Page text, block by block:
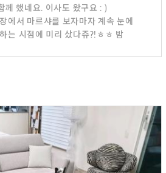
께 했네요. 이사도 왔구요 : )
에서 마르샤를 보자마자 계속 눈에
밟혀서 이사를 계획하는 시점에 미리 샀다쥬?!ㅎㅎ 밤